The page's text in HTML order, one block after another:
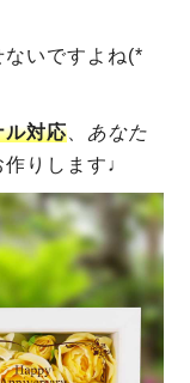
いですよね(*
ル対応
あなた
作りします♩